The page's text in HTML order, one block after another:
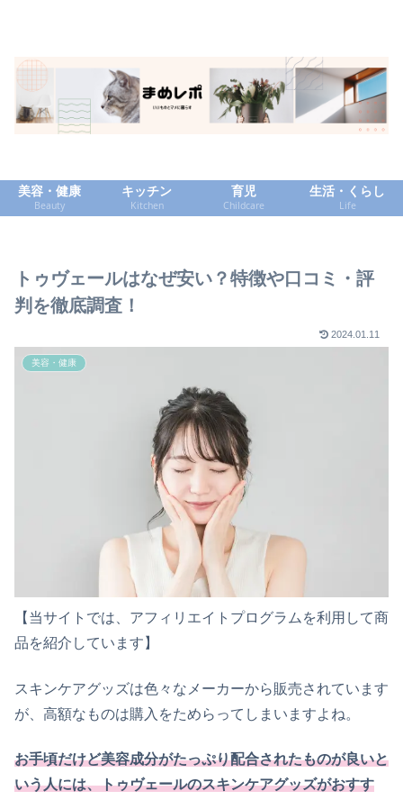
美容・健康
Beauty
キッチン
Kitchen
育児
Childcare
生活・くらし
Life
トゥヴェールはなぜ安い？特徴や口コミ・評
判を徹底調査！
2024.01.11
美容・健康
【当サイトでは、アフィリエイトプログラムを利用して商
品を紹介しています】
スキンケアグッズは色々なメーカーから販売されています
が、高額なものは購入をためらってしまいますよね。
お手頃だけど美容成分がたっぷり配合されたものが良いと
いう人には、トゥヴェールのスキンケアグッズがおすす